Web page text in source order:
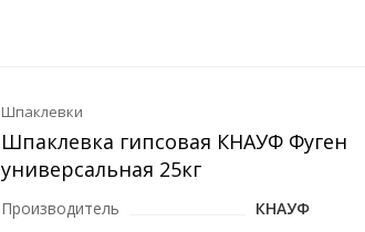
Шпаклевки
Шпаклевка гипсовая КНАУФ Фуген
универсальная 25кг
Производитель
КНАУФ